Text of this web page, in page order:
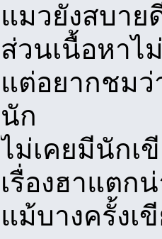
แมวยังสบาย
ส่วนเนื้อหา
แต่อยากชม
นัก
ไม่เคยมีนักเ
เรื่องฮาแตก
แม้บางครั้งเ